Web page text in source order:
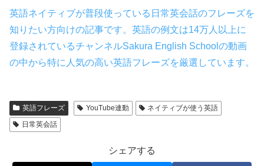
英語ネイティブが普段使っている日常英会話のフレーズを
知りたい方向けの記事です。英語の例文は14万人以上に
登録されているチャンネルSakura English Schoolの動画
の中から特に人気の高い英語フレーズを厳選しています。
英語フレーズ YouTube連動
ネイティブが使う英語
日常英会話
シェアする